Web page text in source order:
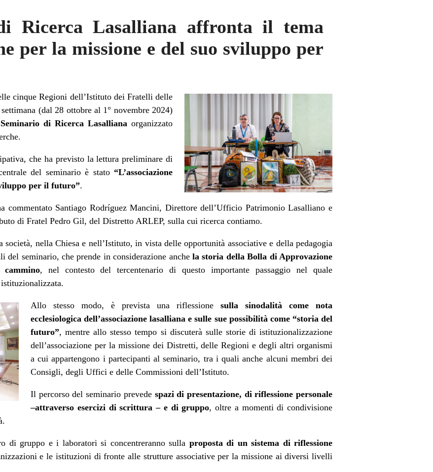
Ricerca Lasalliana affronta il tema
per la missione e del suo sviluppo per
cinque Regioni dell’Istituto dei Fratelli delle
(dal 28 ottobre al 1° novembre 2024)
Seminario di Ricerca Lasalliana organizzato
che ha previsto la lettura preliminare di
del seminario è stato “L’associazione
per il futuro”.
commentato Santiago Rodríguez Mancini, Direttore dell’Ufficio Patrimonio Lasalliano e
di Fratel Pedro Gil, del Distretto ARLEP, sulla cui ricerca contiamo.
nella Chiesa e nell’Istituto, in vista delle opportunità associative e della pedagogia
del seminario, che prende in considerazione anchela storia della Bolla di Approvazione
, nel contesto del tercentenario di questo importante passaggio nel quale
Allo stesso modo, è prevista una riflessione sulla sinodalità come nota
ecclesiologica dell’associazione lasalliana e sulle sue possibilità come “storia del
futuro”, mentre allo stesso tempo si discuterà sulle storie di istituzionalizzazione
dell’associazione per la missione dei Distretti, delle Regioni e degli altri organismi
a cui appartengono i partecipanti al seminario, tra i quali anche alcuni membri dei
Consigli, degli Uffici e delle Commissioni dell’Istituto.
Il percorso del seminario prevede spazi di presentazione, di riflessione personale
–attraverso esercizi di scrittura – e di gruppo, oltre a momenti di condivisione
di gruppo e i laboratori si concentreranno sulla proposta di un sistema di riflessione
e le istituzioni di fronte alle strutture associative per la missione ai diversi livelli